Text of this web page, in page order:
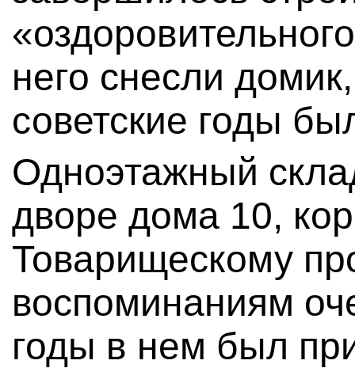
него снесли
советские годы
Одноэтажный
дворе дома 10,
Товарищескому
воспоминаниям
годы в нем был